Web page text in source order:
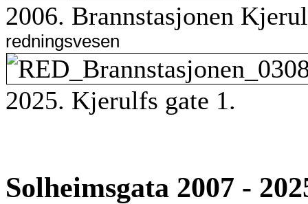
2006. Brannstasjonen
redningsvesen
2025. Kjerulfs gate 1.
Solheimsgata 2007 -